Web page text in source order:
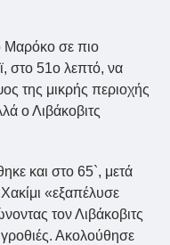
Μαρόκο σε πιο
στο 51ο λεπτό, να
της μικρής περιοχής
ο Λιβάκοβιτς
και στο 65`, μετά
«εξαπέλυσε
τον Λιβάκοβιτς
Ακολούθησε